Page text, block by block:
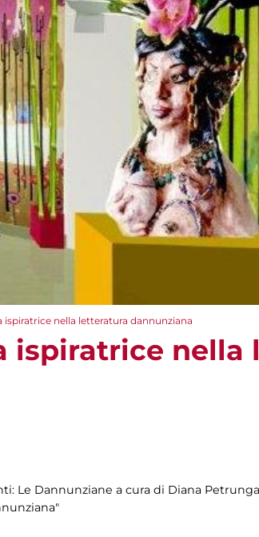
ispiratrice nella letteratura dannunziana
ispiratrice nella
Le Dannunziane a cura di Diana